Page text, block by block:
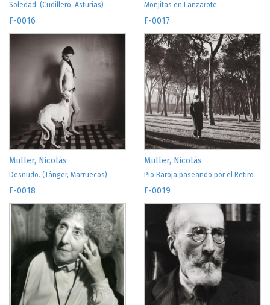
Soledad. (Cudillero, Asturias) Monjitas en Lanzarote
F-0016
Muller, Nicolás
Desnudo. (Tánger, Marruecos)
F-0017
Muller, Nicolás
Pio Baroja paseando por el Retiro
F-0018 F-0019